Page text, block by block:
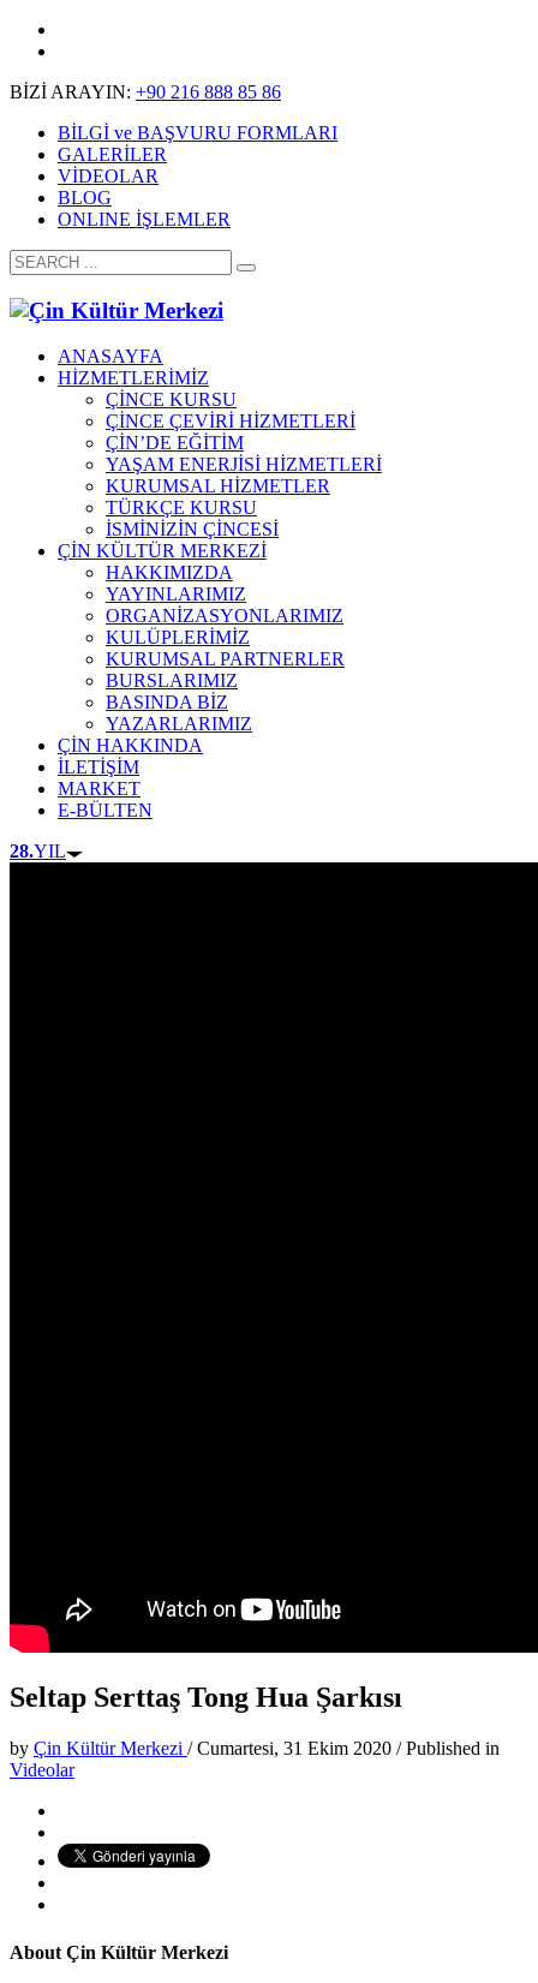
BİZİ ARAYIN: +90 216 888 85 86
BİLGİ ve BAŞVURU FORMLARI
GALERİLER
VİDEOLAR
BLOG
ONLINE İŞLEMLER
ANASAYFA
HİZMETLERİMİZ
ÇİNCE KURSU
ÇİNCE ÇEVİRİ HİZMETLERİ
ÇİN’DE EĞİTİM
YAŞAM ENERJİSİ HİZMETLERİ
KURUMSAL HİZMETLER
TÜRKÇE KURSU
İSMİNİZİN ÇİNCESİ
ÇİN KÜLTÜR MERKEZİ
HAKKIMIZDA
YAYINLARIMIZ
ORGANİZASYONLARIMIZ
KULÜPLERİMİZ
KURUMSAL PARTNERLER
BURSLARIMIZ
BASINDA BİZ
YAZARLARIMIZ
ÇİN HAKKINDA
İLETİŞİM
MARKET
E-BÜLTEN
28.YIL
Seltap Serttaş Tong Hua Şarkısı
by Çin Kültür Merkezi /Cumartesi, 31 Ekim 2020 /Published in
Videolar
About Çin Kültür Merkezi